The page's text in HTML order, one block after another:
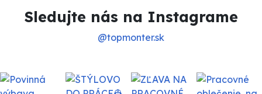
Sledujte nás na Instagrame
@topmonter.sk